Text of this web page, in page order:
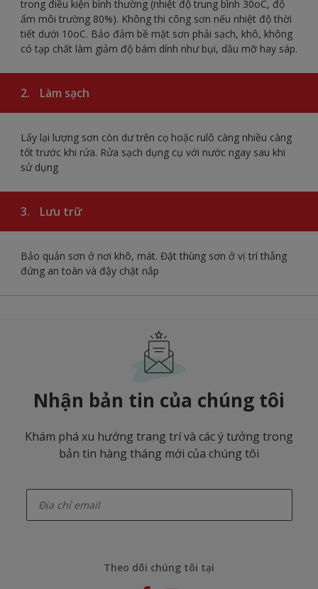
trong điều kiện bình thường (nhiệt độ trung bình 30oC, độ
ẩm môi trường 80%). Không thi công sơn nếu nhiệt độ thời
tiết dưới 10oC. Bảo đảm bề mặt sơn phải sạch, khô, không
có tạp chất làm giảm độ bám dính như bụi, dầu mỡ hay sáp.
2. Làm sạch
Lấy lại lượng sơn còn dư trên cọ hoặc rulô càng nhiều càng
tốt trước khi rửa. Rửa sạch dụng cụ với nước ngay sau khi
sử dụng
3. Lưu trữ
Bảo quản sơn ở nơi khô, mát. Đặt thùng sơn ở vị trí thẳng
đứng an toàn và đậy chặt nắp
Nhận bản tin của chúng tôi
Khám phá xu hướng trang trí và các ý tưởng trong
bản tin hàng tháng mới của chúng tôi
Theo dõi chúng tôi tại